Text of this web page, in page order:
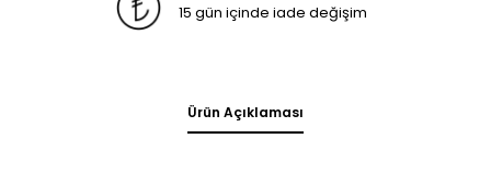
15 gün içinde iade değişim
Ürün Açıklaması